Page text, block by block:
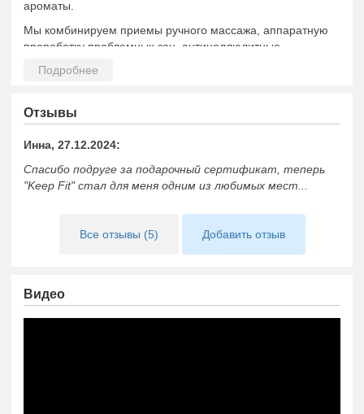
ароматы.
Мы комбинируем приемы ручного массажа, аппаратную
проработку проблемных зон, антицеллюлитные,
термо-препаратах, прессотерапию, составляя
пришел к нам клиент.
оздоровительный и вакуумно-роликовый массаж.
Отзывы
Инна, 27.12.2024:
Спасибо подруге за подарочный сертификат, теперь
"Keep Fit" стал для меня одним из любимых мест...
Все отзывы (5) Добавить отзыв
Видео